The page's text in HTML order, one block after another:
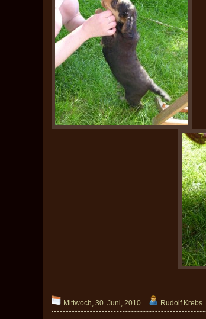
Mittwoch, 30. Juni, 2010 Rudolf Krebs